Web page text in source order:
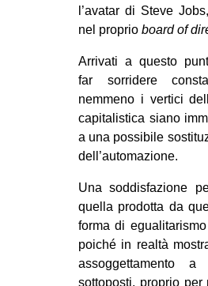
l’avatar di Steve
nel proprio board of
Arrivati a questo
far sorridere
nemmeno i vertici
capitalistica siano
a una possibile
dell’automazione.
Una soddisfazione
quella prodotta da
forma di
poiché in realtà
assoggettamento
sottoposti, proprio per